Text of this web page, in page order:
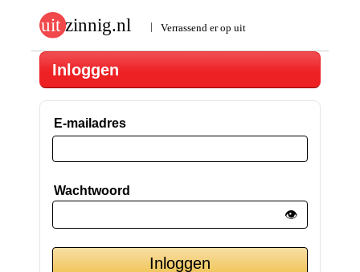
Inloggen
E-mailadres
Wachtwoord
👁️